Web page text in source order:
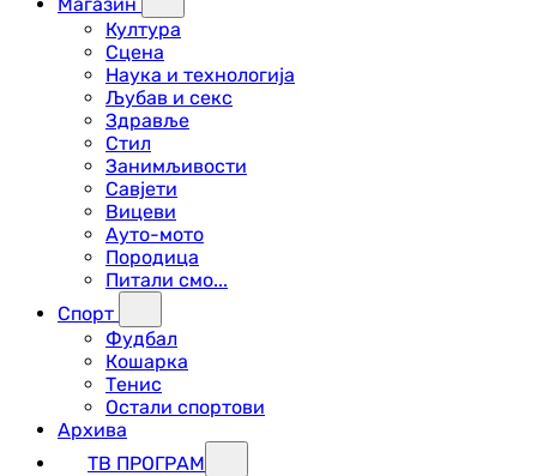
Култура
Сцена
Наука и технологија
Љубав и секс
Здравље
Стил
Занимљивости
Савјети
Вицеви
Ауто-мото
Породица
Питали смо...
Спорт
Фудбал
Кошарка
Тенис
Остали спортови
Архива
ТВ ПРОГРАМ